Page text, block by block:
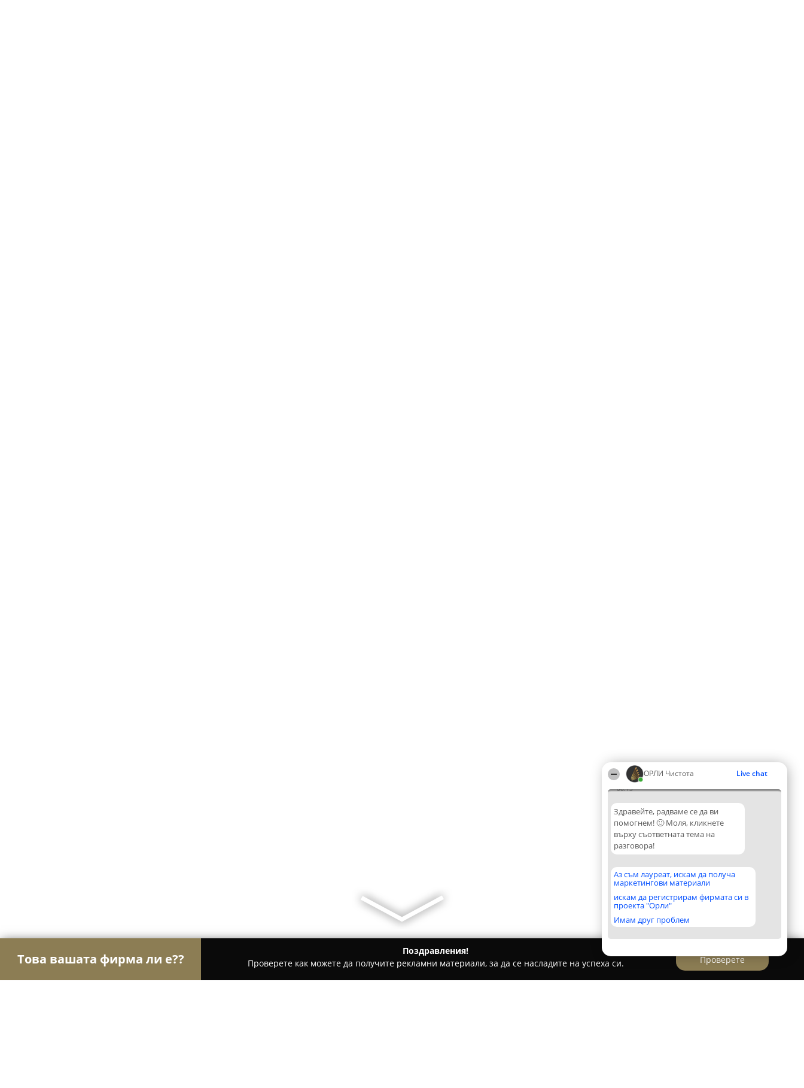
ОРЛИ Чистота Live chat
06:13
Здравейте, радваме се да ви
помогнем! 🙂 Моля, кликнете
върху съответната тема на
разговора!
Аз съм лауреат, искам да получа
маркетингови материали
искам да регистрирам фирмата си в
проекта "Орли"
Имам друг проблем
Това вашата фирма ли е??
Поздравления!
Проверете как можете да получите рекламни материали, за да се насладите на успеха си.
Проверете